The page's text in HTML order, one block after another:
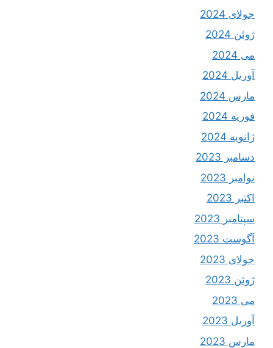
جولای 2024
ژوئن 2024
می 2024
آوریل 2024
مارس 2024
فوریه 2024
ژانویه 2024
دسامبر 2023
نوامبر 2023
اکتبر 2023
سپتامبر 2023
آگوست 2023
جولای 2023
ژوئن 2023
می 2023
آوریل 2023
مارس 2023